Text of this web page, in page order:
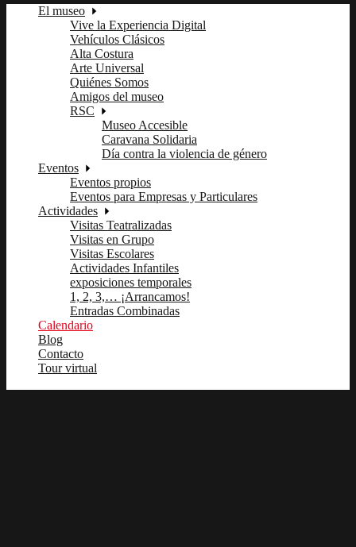
El museo
Vive la Experiencia Digital
Vehículos Clásicos
Alta Costura
Arte Universal
Quiénes Somos
Amigos del museo
RSC
Museo Accesible
Caravana Solidaria
Día contra la violencia de género
Eventos
Eventos propios
Eventos para Empresas y Particulares
Actividades
Visitas Teatralizadas
Visitas en Grupo
Visitas Escolares
Actividades Infantiles
exposiciones temporales
1, 2, 3,… ¡Arrancamos!
Entradas Combinadas
Calendario
Blog
Contacto
Tour virtual